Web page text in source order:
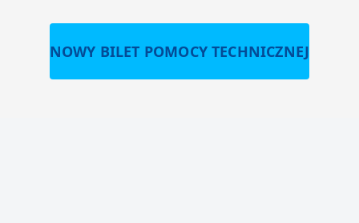
NOWY BILET POMOCY TECHNICZNEJ